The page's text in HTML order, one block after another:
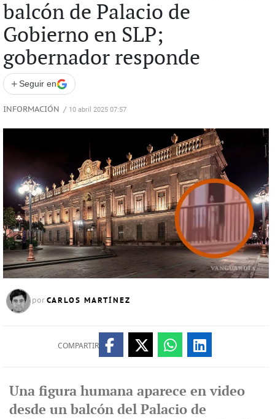
balcón de Palacio de
Gobierno en SLP;
gobernador responde
+ Seguir en
INFORMACIÓN / 10 abril 2025 07:57
por CARLOS MARTÍNEZ
COMPARTIR
Una figura humana aparece en video
desde un balcón del Palacio de